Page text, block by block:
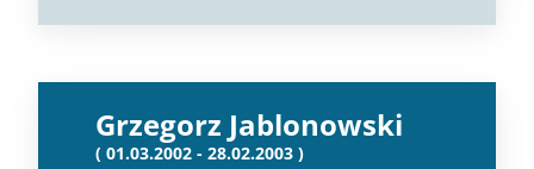
Grzegorz Jablonowski
( 01.03.2002 - 28.02.2003 )